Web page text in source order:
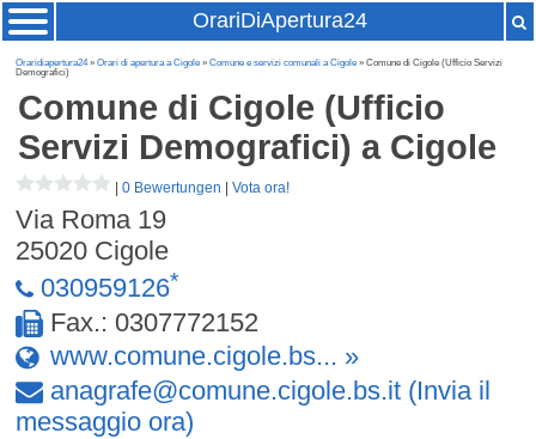
OrariDiApertura24
Oraridiapertura24»Orari di apertura a Cigole »Comune e servizi comunali a Cigole » Comune di Cigole (Ufficio Servizi
Demografici)
Comune di Cigole (Ufficio
Servizi Demografici) a Cigole
|0 Bewertungen |Vota ora!
Via Roma 19
25020 Cigole
030959126*
Fax.: 0307772152
www.comune.cigole.bs... »
anagrafe@comune.cigole.bs.it (Invia il
messaggio ora)